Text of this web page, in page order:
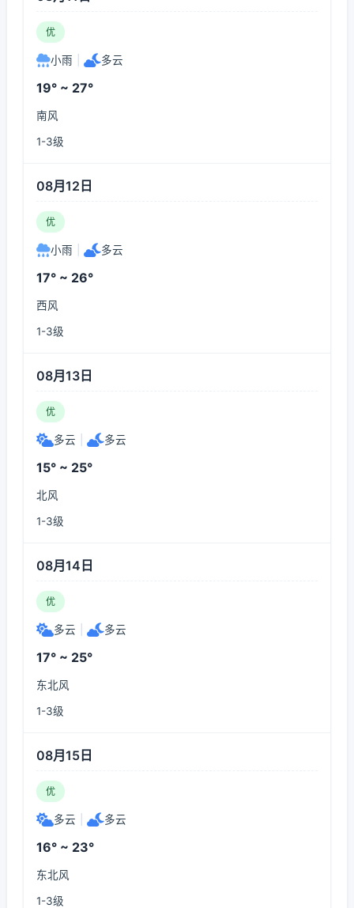
优
小雨 多云
19° ~ 27°
南风
1-3级
08月12日
优
小雨 多云
17° ~ 26°
西风
1-3级
08月13日
优
多云 多云
15° ~ 25°
北风
1-3级
08月14日
优
多云 多云
17° ~ 25°
东北风
1-3级
08月15日
优
多云 多云
16° ~ 23°
东北风
1-3级